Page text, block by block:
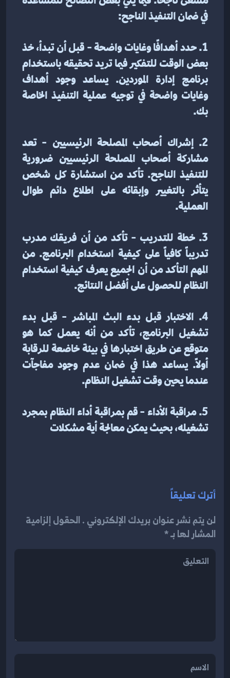
في ضمان التنفيذ الناجح:
بك.
العملية.
النظام للحصول على أفضل النتائج.
عندما يحين وقت تشغيل النظام.
تشغيله، بحيث يمكن معالجة أية مشكلات
أترك تعليقاً
لن يتم نشر عنوان بريدك الإلكتروني . الحقول إلزامية
المشار لها بـ *